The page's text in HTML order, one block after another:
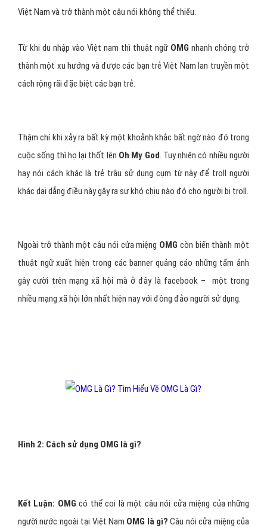
Việt Nam và trở thành một câu nói không thể thiếu.
Từ khi du nhập vào Việt nam thì thuật ngữ OMG nhanh chóng trở
thành một xu hướng và được các bạn trẻ Việt Nam lan truyền một
cách rộng rãi đặc biệt các bạn trẻ.
Thậm chí khi xảy ra bất kỳ một khoảnh khắc bất ngờ nào đó trong
cuộc sống thì họ lại thốt lên Oh My God. Tuy nhiên có nhiều người
hay nói cách khác là trẻ trâu sử dụng cụm từ này để troll người
khác dai dẳng điều này gây ra sự khó chịu nào đó cho người bị troll.
Ngoài trở thành một câu nói cửa miệng OMG còn biến thành một
thuật ngữ xuất hiện trong các banner quảng cáo những tấm ảnh
gây cười trên mạng xã hội mà ở đây là facebook – một trong
nhiều mạng xã hội lớn nhất hiện nay với đông đảo người sử dụng.
Hình 2: Cách sử dụng OMG là gì?
Kết Luận: OMG có thể coi là một câu nói cửa miệng của những
người nước ngoài tại Việt Nam OMG là gì?Câu nói cửa miệng của